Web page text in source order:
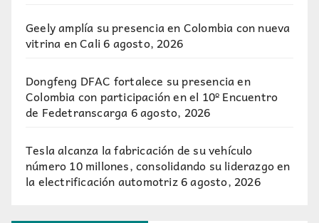
Geely amplía su presencia en Colombia con nueva
vitrina en Cali 6 agosto, 2026
Dongfeng DFAC fortalece su presencia en
Colombia con participación en el 10º Encuentro
de Fedetranscarga6 agosto, 2026
Tesla alcanza la fabricación de su vehículo
número 10 millones, consolidando su liderazgo en
la electrificación automotriz6 agosto, 2026